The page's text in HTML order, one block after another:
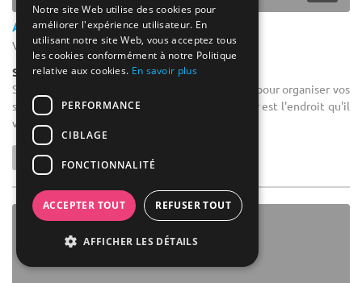
Auberge de la Tour
Vitrac - Cantal (15)
Salle de réception
Salle de séminaire : Vous cherchez un lieu idéal pour organiser vos
séminaires dans le Cantal ? L'Auberge de La Tour est l'endroit qu'il
vous faut ! Située au cœur de la Châtaigneraie ...
Notre site Web utilise des cookies pour
améliorer l'expérience utilisateur. En
utilisant notre site Web, vous acceptez tous
les cookies conformément à notre Politique
relative aux cookies. En savoir plus
PERFORMANCE
CIBLAGE
FONCTIONNALITÉ
ACCEPTER TOUT REFUSER TOUT
AFFICHER LES DÉTAILS